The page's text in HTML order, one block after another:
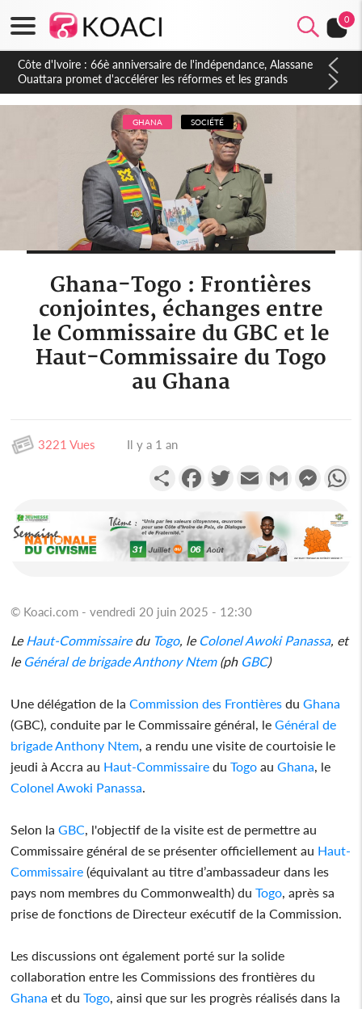
0
Côte d'Ivoire : À Abidjan, Amadou Oury Bah admire le modèle
ivoirien et veut s'en inspirer pour accélérer le développement
de la Guinée
GHANA SOCIÉTÉ
Ghana-Togo : Frontières
conjointes, échanges entre
le Commissaire du GBC et le
Haut-Commissaire du Togo
au Ghana
3221 Vues Il y a 1 an
PartagerFacebookTwitterEmail Gmail
© Koaci.com - vendredi 20 juin 2025 - 12:30
LeHaut-CommissaireduTogo, leColonel Awoki Panassa, et
leGénéral de brigade Anthony Ntem(phGBC)
Une délégation de la Commission des Frontières duGhana
(GBC), conduite par le Commissaire général, le Général de
brigade Anthony Ntem, a rendu une visite de courtoisie le
jeudi à Accra au Haut-Commissaire du Togo auGhana, le
Colonel Awoki Panassa.
Selon la GBC, l'objectif de la visite est de permettre au
Commissaire général de se présenter officiellement au Haut-
Commissaire (équivalant au titre d’ambassadeur dans les
pays nom membres du Commonwealth) du Togo, après sa
prise de fonctions de Directeur exécutif de la Commission.
Les discussions ont également porté sur la solide
collaboration entre les Commissions des frontières du
Ghana et du Togo, ainsi que sur les progrès réalisés dans la